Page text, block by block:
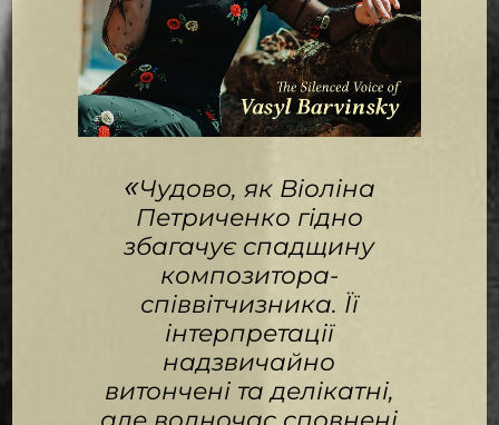
«Чудово, як Віоліна
Петриченко гідно
збагачує спадщину
композитора-
співвітчизника. Її
інтерпретації
надзвичайно
витончені та делікатні,
але водночас сповнені